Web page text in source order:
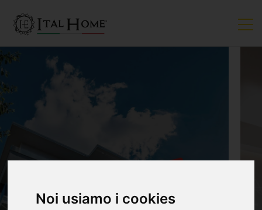
Noi usiamo i cookies
VENDUTO